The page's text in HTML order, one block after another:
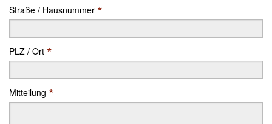
Straße / Hausnummer *
PLZ / Ort *
Mitteilung *